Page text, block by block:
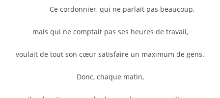
Ce cordonnier, qui ne parlait pas beaucoup,
mais qui ne comptait pas ses heures de travail,
voulait de tout son cœur satisfaire un maximum de gens.
Donc, chaque matin,